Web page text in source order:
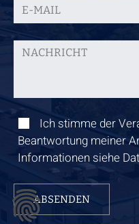
Ich stimme der
Beantwortung meiner
Informationen siehe
ABSENDEN